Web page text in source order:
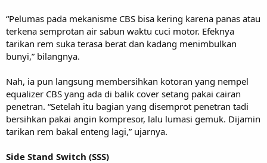
“Pelumas pada mekanisme CBS bisa kering karena panas atau
terkena semprotan air sabun waktu cuci motor. Efeknya
tarikan rem suka terasa berat dan kadang menimbulkan
bunyi,” bilangnya.
Nah, ia pun langsung membersihkan kotoran yang nempel
equalizer CBS yang ada di balik cover setang pakai cairan
penetran. “Setelah itu bagian yang disemprot penetran tadi
bersihkan pakai angin kompresor, lalu lumasi gemuk. Dijamin
tarikan rem bakal enteng lagi,” ujarnya.
Side Stand Switch (SSS)